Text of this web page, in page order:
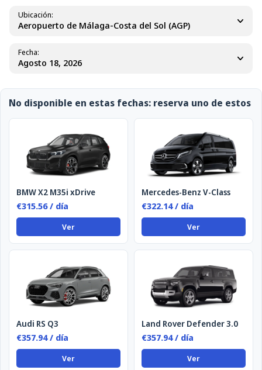
Aeropuerto de Málaga-Costa del Sol (AGP)
Ubicación
Fecha
No disponible en estas fechas: reserva uno de estos
BMW X2 M35i xDrive
€315.56 / día
Ver
Mercedes-Benz V-Class
€322.14 / día
Ver
Audi RS Q3
€357.94 / día
Ver
Land Rover Defender 3.0
€357.94 / día
Ver